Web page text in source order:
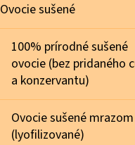
Ovocie sušené
100% prírodné sušené
ovocie (bez pridaného
a konzervantu)
Ovocie sušené mrazom
(lyofilizované)
MAKADAMOVÉ ORECHY RAW 0,5
€21,30